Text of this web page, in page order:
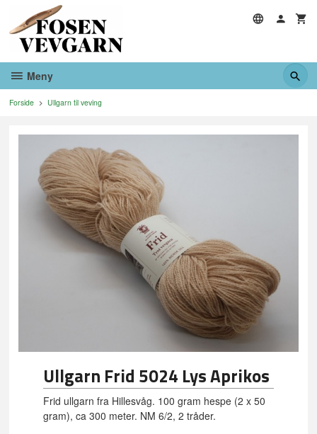
innholdet
Meny
Forside Ullgarn til veving
Ullgarn Frid 5024 Lys Aprikos
Frid ullgarn fra Hillesvåg. 100 gram hespe (2 x 50
gram), ca 300 meter. NM 6/2, 2 tråder.